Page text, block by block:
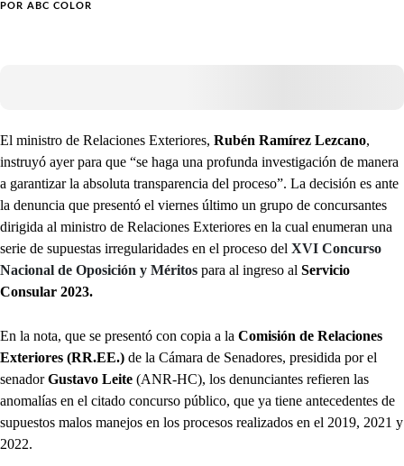
POR ABC COLOR
El ministro de Relaciones Exteriores, Rubén Ramírez Lezcano,
instruyó ayer para que “se haga una profunda investigación de manera
a garantizar la absoluta transparencia del proceso”. La decisión es ante
la denuncia que presentó el viernes último un grupo de concursantes
dirigida al ministro de Relaciones Exteriores en la cual enumeran una
serie de supuestas irregularidades en el proceso del XVI Concurso
Nacional de Oposición y Méritos para al ingreso al Servicio
Consular 2023.
En la nota, que se presentó con copia a la Comisión de Relaciones
Exteriores (RR.EE.) de la Cámara de Senadores, presidida por el
senadorGustavo Leite (ANR-HC), los denunciantes refieren las
anomalías en el citado concurso público, que ya tiene antecedentes de
supuestos malos manejos en los procesos realizados en el 2019, 2021 y
2022.